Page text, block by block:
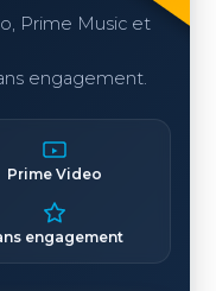
Prime Music et
engagement.
Prime Video
engagement